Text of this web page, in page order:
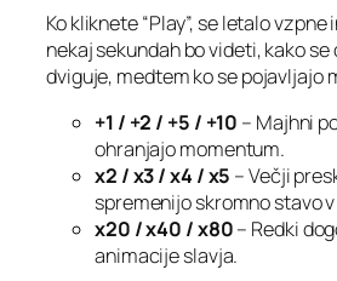
Ko kliknete “Play”, se letalo
nekaj sekundah bo videti, kako
dviguje, medtem ko se pojavljajo
+1 / +2 / +5 / +10 – Majhni
ohranjajo momentum.
x2 / x3 / x4 / x5 – Večji
spremenijo skromno stavo
x20 / x40 / x80– Redki
animacije slavja.